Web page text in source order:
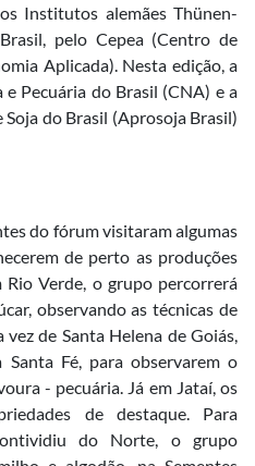
Institutos alemães Thünen-
pelo Cepea (Centro de
Aplicada). Nesta edição, a
Pecuária do Brasil (CNA) e a
do Brasil (Aprosoja Brasil)
do fórum visitaram algumas
de perto as produções
Verde, o grupo percorrerá
observando as técnicas de
de Santa Helena de Goiás,
Fé, para observarem o
- pecuária. Já em Jataí, os
de destaque. Para
do Norte, o grupo